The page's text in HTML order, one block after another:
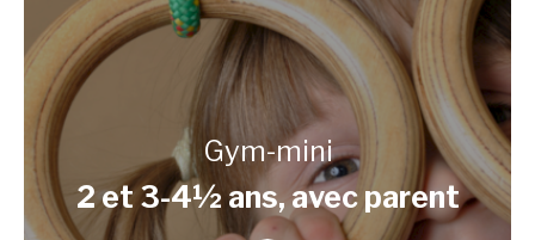
Gym-mini
2 et 3-4½ ans, avec parent